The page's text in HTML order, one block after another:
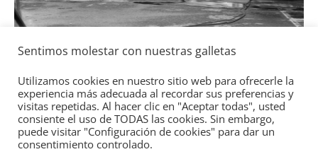
Mercedes-Benz ESF 05: 50 años de
seguridad
21 de octubre de 2021 mospotter84 0
Sentimos molestar con nuestras galletas
Utilizamos cookies en nuestro sitio web para ofrecerle la
experiencia más adecuada al recordar sus preferencias y
visitas repetidas. Al hacer clic en "Aceptar todas", usted
consiente el uso de TODAS las cookies. Sin embargo,
puede visitar "Configuración de cookies" para dar un
consentimiento controlado.